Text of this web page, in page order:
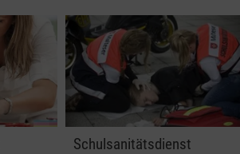
Schulsanitätsdienst